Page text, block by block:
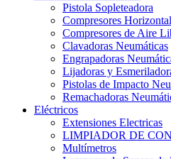
Pistola Sopleteadora
Compresores
Compresores de Aire
Clavadoras Neumáticas
Engrapadoras
Lijadoras y
Pistolas de Impacto
Remachadoras
Eléctricos
Extensiones Electricas
LIMPIADOR DE
Multímetros